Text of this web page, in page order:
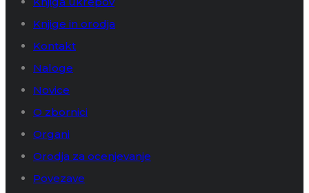
Knjige in orodja
Kontakt
Naloge
Novice
O zbornici
Organi
Orodja za ocenjevanje
Povezave